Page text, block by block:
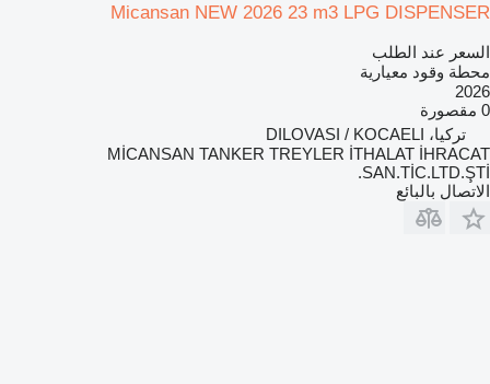
Micansan NEW 2026 23 m3 LPG DISPENSER
السعر عند الطلب
محطة وقود معيارية
2026
0 مقصورة
تركيا، DILOVASI / KOCAELI
MİCANSAN TANKER TREYLER İTHALAT İHRACAT
SAN.TİC.LTD.ŞTİ.
الاتصال بالبائع